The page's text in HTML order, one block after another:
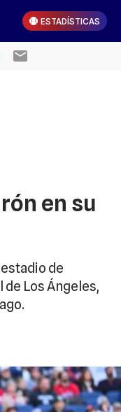
ESTADÍSTICAS
en su
de
de Los Ángeles,